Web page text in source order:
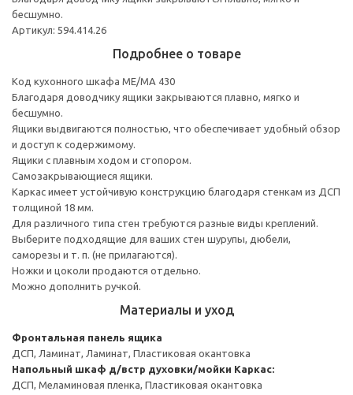
бесшумно.
Артикул: 594.414.26
Подробнее о товаре
Код кухонного шкафа ME/MA 430
Благодаря доводчику ящики закрываются плавно, мягко и
бесшумно.
Ящики выдвигаются полностью, что обеспечивает удобный обзор
и доступ к содержимому.
Ящики с плавным ходом и стопором.
Самозакрывающиеся ящики.
Каркас имеет устойчивую конструкцию благодаря стенкам из ДСП
толщиной 18 мм.
Для различного типа стен требуются разные виды креплений.
Выберите подходящие для ваших стен шурупы, дюбели,
саморезы и т. п. (не прилагаются).
Ножки и цоколи продаются отдельно.
Можно дополнить ручкой.
Материалы и уход
Фронтальная панель ящика
ДСП, Ламинат, Ламинат, Пластиковая окантовка
Напольный шкаф д/встр духовки/мойки Каркас:
ДСП, Меламиновая пленка, Пластиковая окантовка